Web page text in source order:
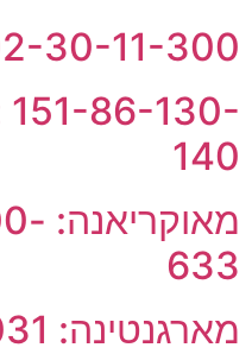
30-11-300
151-86-130-
140
633
מארגנטינה: 3988-4031